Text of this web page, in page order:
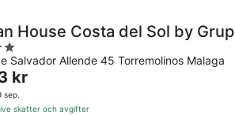
House Costa del Sol by
Salvador Allende 45 Torremolinos Malaga
kr
sep.
skatter och avgifter